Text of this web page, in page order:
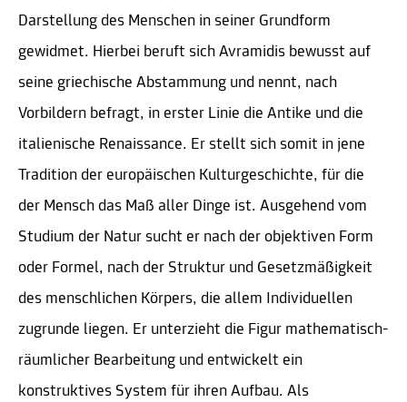
Darstellung des Menschen in seiner Grundform
gewidmet. Hierbei beruft sich Avramidis bewusst auf
seine griechische Abstammung und nennt, nach
Vorbildern befragt, in erster Linie die Antike und die
italienische Renaissance. Er stellt sich somit in jene
Tradition der europäischen Kulturgeschichte, für die
der Mensch das Maß aller Dinge ist. Ausgehend vom
Studium der Natur sucht er nach der objektiven Form
oder Formel, nach der Struktur und Gesetzmäßigkeit
des menschlichen Körpers, die allem Individuellen
zugrunde liegen. Er unterzieht die Figur mathematisch-
räumlicher Bearbeitung und entwickelt ein
konstruktives System für ihren Aufbau. Als